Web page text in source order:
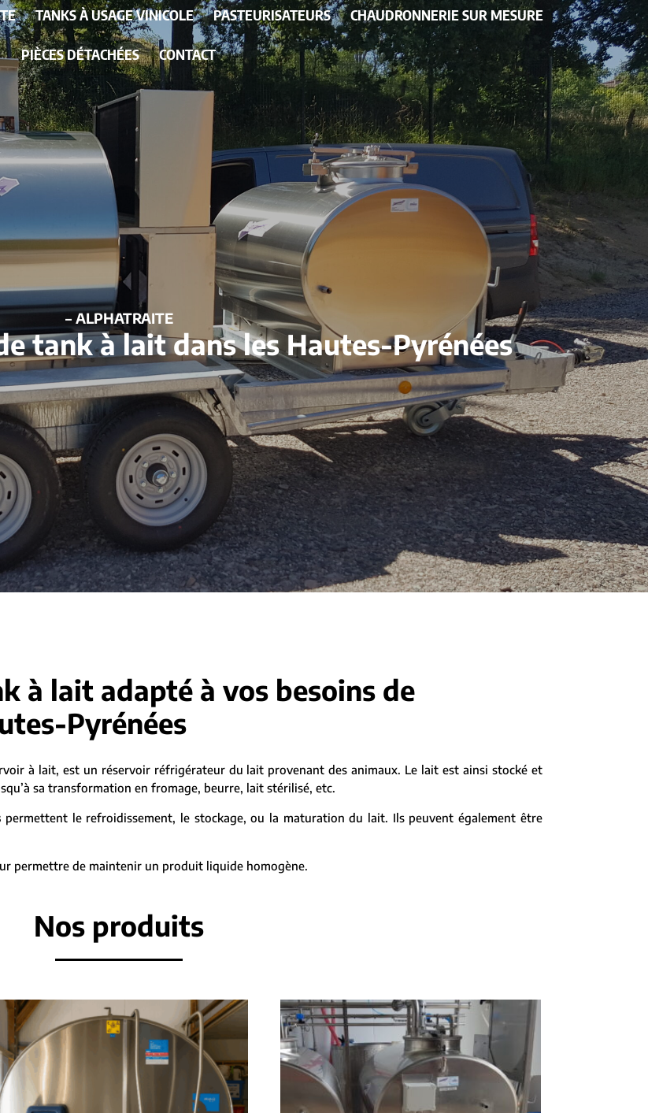
TANKS À USAGE VINICOLE PASTEURISATEURS CHAUDRONNERIE SUR MESURE
PIÈCES DÉTACHÉES CONTACT
– ALPHATRAITE
tank à lait dans les Hautes-Pyrénées
à lait adapté à vos besoins de
Pyrénées
à lait, est un réservoir réfrigérateur du lait provenant des animaux. Le lait est ainsi stocké et
sa transformation en fromage, beurre, lait stérilisé, etc.
permettent le refroidissement, le stockage, ou la maturation du lait. Ils peuvent également être
permettre de maintenir un produit liquide homogène.
Nos produits